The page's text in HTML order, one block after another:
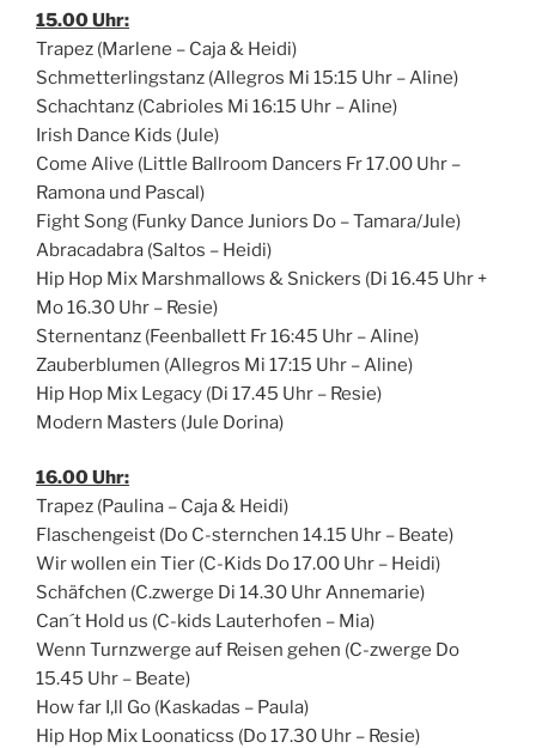
15.00 Uhr:
Trapez (Marlene – Caja & Heidi)
Schmetterlingstanz (Allegros Mi 15:15 Uhr – Aline)
Schachtanz (Cabrioles Mi 16:15 Uhr – Aline)
Irish Dance Kids (Jule)
Come Alive (Little Ballroom Dancers Fr 17.00 Uhr –
Ramona und Pascal)
Fight Song (Funky Dance Juniors Do – Tamara/Jule)
Abracadabra (Saltos – Heidi)
Hip Hop Mix Marshmallows & Snickers (Di 16.45 Uhr +
Mo 16.30 Uhr – Resie)
Sternentanz (Feenballett Fr 16:45 Uhr – Aline)
Zauberblumen (Allegros Mi 17:15 Uhr – Aline)
Hip Hop Mix Legacy (Di 17.45 Uhr – Resie)
Modern Masters (Jule Dorina)
16.00 Uhr:
Trapez (Paulina – Caja & Heidi)
Flaschengeist (Do C-sternchen 14.15 Uhr – Beate)
Wir wollen ein Tier (C-Kids Do 17.00 Uhr – Heidi)
Schäfchen (C.zwerge Di 14.30 Uhr Annemarie)
Can´t Hold us (C-kids Lauterhofen – Mia)
Wenn Turnzwerge auf Reisen gehen (C-zwerge Do
15.45 Uhr – Beate)
How far I‚ll Go (Kaskadas – Paula)
Hip Hop Mix Loonaticss (Do 17.30 Uhr – Resie)